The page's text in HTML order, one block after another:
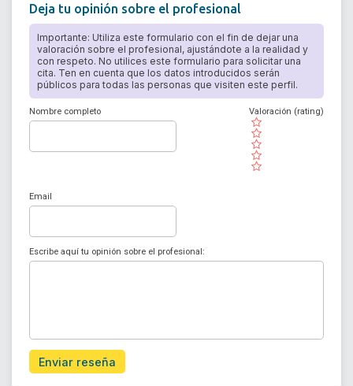
Deja tu opinión sobre el profesional
Importante: Utiliza este formulario con el fin de dejar una
valoración sobre el profesional, ajustándote a la realidad y
con respeto. No utilices este formulario para solicitar una
cita. Ten en cuenta que los datos introducidos serán
públicos para todas las personas que visiten este perfil.
Nombre completo
( )
( )
( )
( )
( )
Valoración (rating)
Email
Escribe aquí tu opinión sobre el profesional:
Enviar reseña